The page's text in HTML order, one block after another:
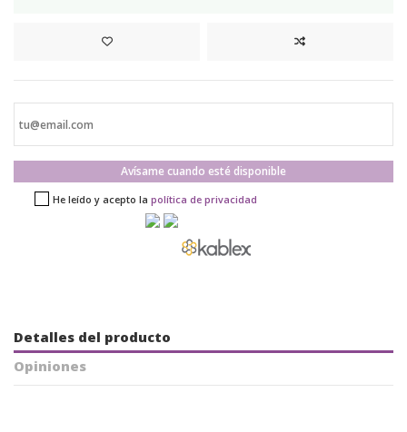
Avísame cuando esté disponible
He leído y acepto la política de privacidad
Detalles del producto
Opiniones